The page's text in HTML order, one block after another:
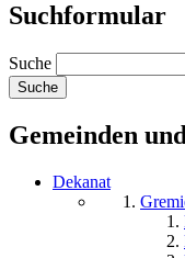
Suchformular
Suche
Gemeinden
Dekanat